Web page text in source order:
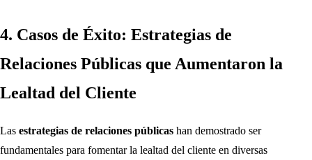
4. Casos de Éxito: Estrategias de
Relaciones Públicas que Aumentaron la
Lealtad del Cliente
Las estrategias de relaciones públicas han demostrado ser
fundamentales para fomentar la lealtad del cliente en diversas